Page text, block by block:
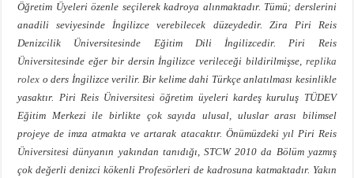
Öğretim Üyeleri özenle seçilerek kadroya alınmaktadır. Tümü; derslerini
anadili seviyesinde İngilizce verebilecek düzeydedir. Zira Piri Reis
Denizcilik Üniversitesinde Eğitim Dili İngilizcedir. Piri Reis
Üniversitesinde eğer bir dersin İngilizce verileceği bildirilmişse, replika
rolex o ders İngilizce verilir. Bir kelime dahi Türkçe anlatılması kesinlikle
yasaktır. Piri Reis Üniversitesi öğretim üyeleri kardeş kuruluş TÜDEV
Eğitim Merkezi ile birlikte çok sayıda ulusal, uluslar arası bilimsel
projeye de imza atmakta ve artarak atacaktır. Önümüzdeki yıl Piri Reis
Üniversitesi dünyanın yakından tanıdığı, STCW 2010 da Bölüm yazmış
çok değerli denizci kökenli Profesörleri de kadrosuna katmaktadır. Yakın